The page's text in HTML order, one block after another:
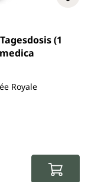
von 5 Sternen
(1
- von Unimedica
Royale